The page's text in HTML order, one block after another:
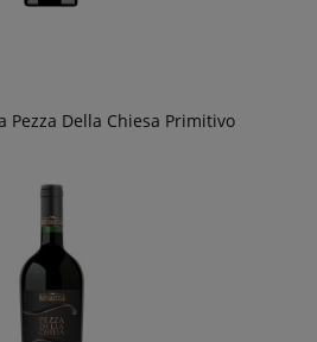
Pezza Della Chiesa Primitivo